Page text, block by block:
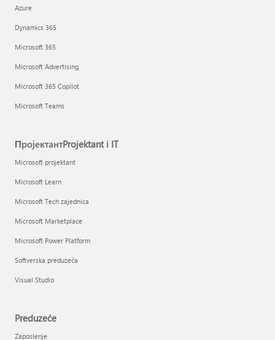
Azure
Dynamics 365
Microsoft 365
Microsoft Advertising
Microsoft 365 Copilot
Microsoft Teams
ПројектантProjektant i IT
Microsoft projektant
Microsoft Learn
Microsoft Tech zajednica
Microsoft Marketplace
Microsoft Power Platform
Softverska preduzeća
Visual Studio
Preduzeće
Zaposlenje